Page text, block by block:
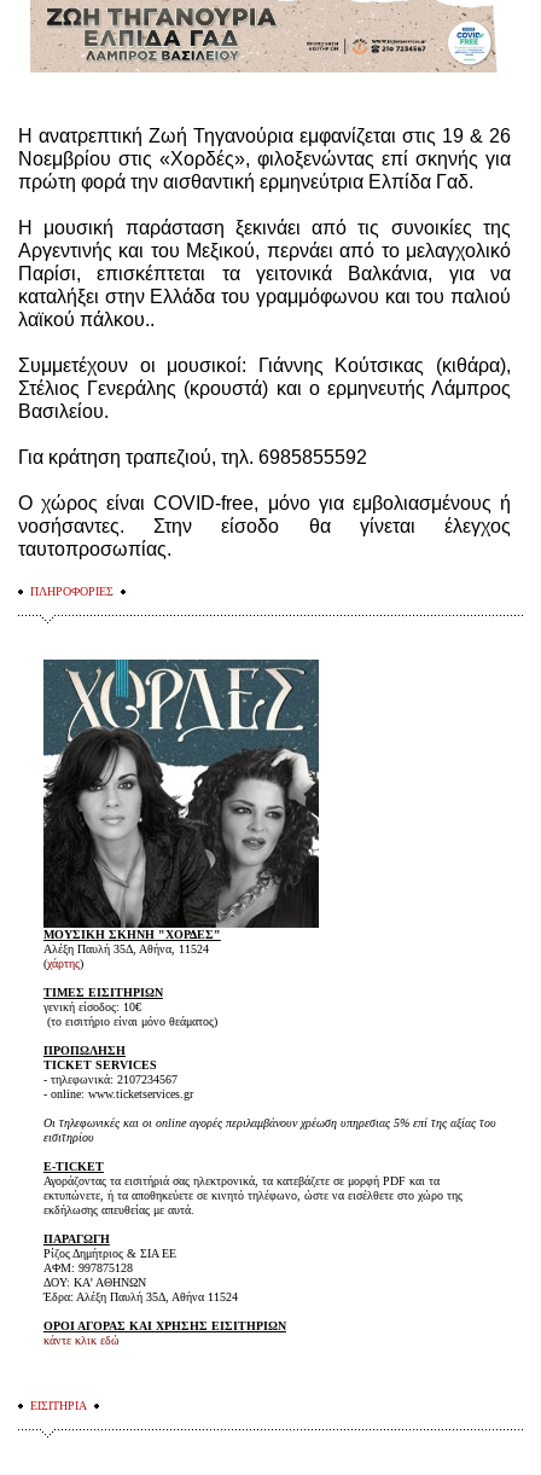
Η ανατρεπτική Ζωή Τηγανούρια εμφανίζεται στις 19 & 26
Νοεμβρίου στις «Χορδές», φιλοξενώντας επί σκηνής για
πρώτη φορά την αισθαντική ερμηνεύτρια Ελπίδα Γαδ.
Η μουσική παράσταση ξεκινάει από τις συνοικίες της
Αργεντινής και του Μεξικού, περνάει από το μελαγχολικό
Παρίσι, επισκέπτεται τα γειτονικά Βαλκάνια, για να
καταλήξει στην Ελλάδα του γραμμόφωνου και του παλιού
λαϊκού πάλκου..
Συμμετέχουν οι μουσικοί: Γιάννης Κούτσικας (κιθάρα),
Στέλιος Γενεράλης (κρουστά) και ο ερμηνευτής Λάμπρος
Βασιλείου.
Για κράτηση τραπεζιού, τηλ. 6985855592
Ο χώρος είναι COVID-free, μόνο για εμβολιασμένους ή
νοσήσαντες. Στην είσοδο θα γίνεται έλεγχος
ταυτοπροσωπίας.
ΠΛΗΡΟΦΟΡΙΕΣ
ΜΟΥΣΙΚΗ ΣΚΗΝΗ "ΧΟΡΔΕΣ"
Αλέξη Παυλή 35Δ, Αθήνα, 11524
(χάρτης)
ΤΙΜΕΣ ΕΙΣΙΤΗΡΙΩΝ
γενική είσοδος: 10€
(το εισιτήριο είναι μόνο θεάματος)
ΠΡΟΠΩΛΗΣΗ
TICKET SERVICES
- τηλεφωνικά: 2107234567
- online: www.ticketservices.gr
Οι τηλεφωνικές και οι online αγορές περιλαμβάνουν χρέωση υπηρεσιας 5% επί της αξίας του
εισιτηρίου
E-TICKET
Αγοράζοντας τα εισιτήριά σας ηλεκτρονικά, τα κατεβάζετε σε μορφή PDF και τα
εκτυπώνετε, ή τα αποθηκεύετε σε κινητό τηλέφωνο, ώστε να εισέλθετε στο χώρο της
εκδήλωσης απευθείας με αυτά.
ΠΑΡΑΓΩΓΗ
Ρίζος Δημήτριος & ΣΙΑ ΕΕ
ΑΦΜ: 997875128
ΔΟΥ: ΚΑ' ΑΘΗΝΩΝ
Έδρα: Αλέξη Παυλή 35Δ, Αθήνα 11524
ΟΡΟΙ ΑΓΟΡΑΣ ΚΑΙ ΧΡΗΣΗΣ ΕΙΣΙΤΗΡΙΩΝ
κάντε κλικ εδώ
ΕΙΣΙΤΗΡΙΑ